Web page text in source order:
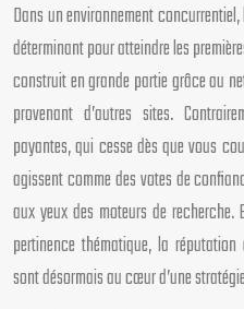
Dans un environnement
déterminant pour atteindre les
construit en grande partie grâce au
provenant d’autres sites.
payantes, qui cesse dès que vous
agissent comme des votes de
aux yeux des moteurs de
pertinence thématique, la
sont désormais au cœur d’une